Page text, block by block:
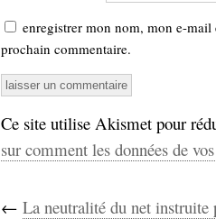
enregistrer mon nom, mon e-
prochain commentaire.
Ce site utilise Akismet pour
sur comment les données de
← La neutralité du net